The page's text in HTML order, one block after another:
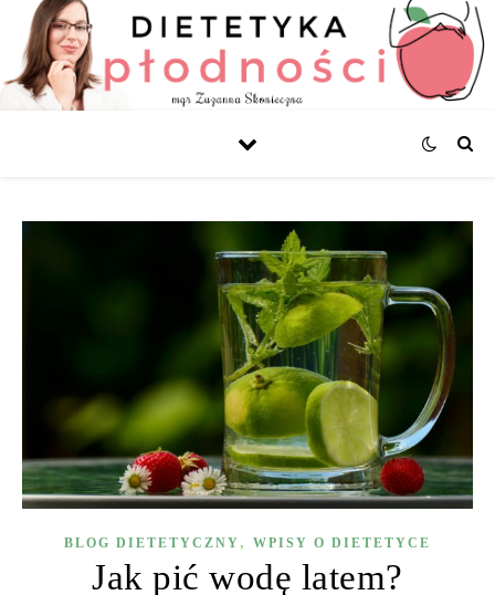
BLOG DIETETYCZNY , WPISY O DIETETYCE
Jak pić wodę latem?